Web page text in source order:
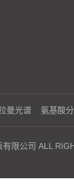
曼光谱 氨基酸
限公司 ALL